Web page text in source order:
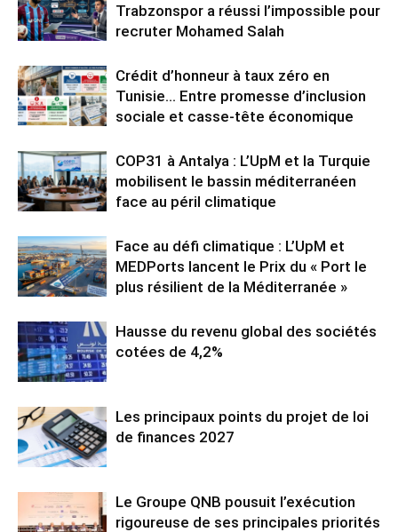
Trabzonspor a réussi l’impossible pour
recruter Mohamed Salah
Crédit d’honneur à taux zéro en
Tunisie… Entre promesse d’inclusion
sociale et casse-tête économique
COP31 à Antalya : L’UpM et la Turquie
mobilisent le bassin méditerranéen
face au péril climatique
Face au défi climatique : L’UpM et
MEDPorts lancent le Prix du « Port le
plus résilient de la Méditerranée »
Hausse du revenu global des sociétés
cotées de 4,2%
Les principaux points du projet de loi
de finances 2027
Le Groupe QNB pousuit l’exécution
rigoureuse de ses principales priorités